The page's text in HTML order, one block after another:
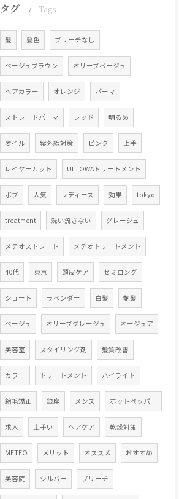
タグ Tags
髪 髪色 ブリーチなし
ベージュブラウン オリーブベージュ
ヘアカラー オレンジ パーマ
ストレートパーマ レッド 明るめ
オイル 紫外線対策 ピンク 上手
レイヤーカット ULTOWAトリートメント
ボブ 人気 レディース 効果 tokyo
treatment 洗い流さない グレージュ
メテオストレート メテオトリートメント
40代 東京 頭皮ケア セミロング
ショート ラベンダー 白髪 艶髪
ベージュ オリーブグレージュ オージュア
美容室 スタイリング剤 髪質改善
カラー トリートメント ハイライト
縮毛矯正 銀座 メンズ ホットペッパー
求人 上手い ヘアケア 乾燥対策
METEO メリット オススメ おすすめ
美容院 シルバー ブリーチ